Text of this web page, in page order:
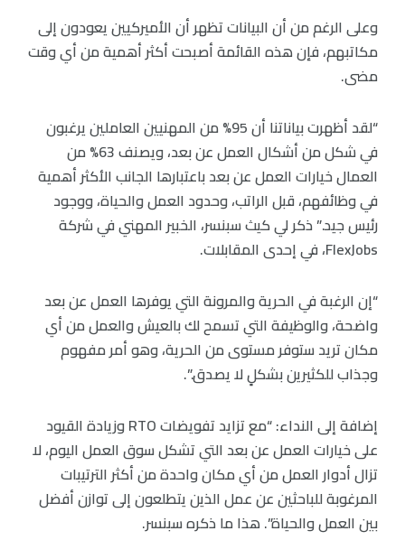
وعلى الرغم من أن البيانات تظهر أن الأميركيين يعودون إلى
مكاتبهم، فإن هذه القائمة أصبحت أكثر أهمية من أي وقت
مضى.
“لقد أظهرت بياناتنا أن 95% من المهنيين العاملين يرغبون
في شكل من أشكال العمل عن بعد، ويصنف 63% من
العمال خيارات العمل عن بعد باعتبارها الجانب الأكثر أهمية
في وظائفهم، قبل الراتب، وحدود العمل والحياة، ووجود
رئيس جيد.” ذكر لي كيث سبنسر، الخبير المهني في شركة
FlexJobs، في إحدى المقابلات.
“إن الرغبة في الحرية والمرونة التي يوفرها العمل عن بعد
واضحة، والوظيفة التي تسمح لك بالعيش والعمل من أي
مكان تريد ستوفر مستوى من الحرية، وهو أمر مفهوم
وجذاب للكثيرين بشكلٍ لا يصدق.”.
إضافة إلى النداء: “مع تزايد تفويضات RTO وزيادة القيود
على خيارات العمل عن بعد التي تشكل سوق العمل اليوم، لا
تزال أدوار العمل من أي مكان واحدة من أكثر الترتيبات
المرغوبة للباحثين عن عمل الذين يتطلعون إلى توازن أفضل
بين العمل والحياة”. هذا ما ذكره سبنسر.